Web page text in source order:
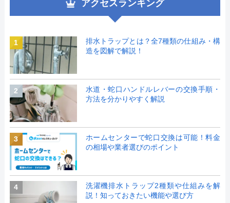
アクセスランキング
1
排水トラップとは？全7種類の仕組み・構
造を図解で解説！
2
水道・蛇口ハンドルレバーの交換手順・
方法を分かりやすく解説
3
ホームセンターで蛇口交換は可能！料金
の相場や業者選びのポイント
4
洗濯機排水トラップ2種類や仕組みを解
説！知っておきたい機能や選び方